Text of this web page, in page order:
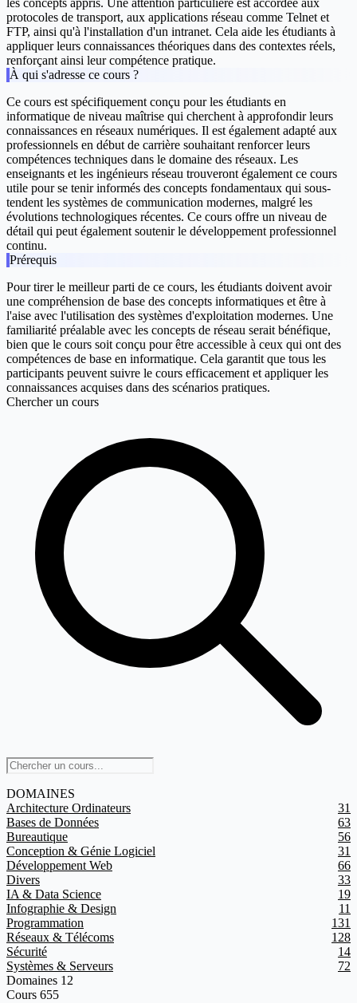
les concepts appris. Une attention particulière est accordée aux
protocoles de transport, aux applications réseau comme Telnet et
FTP, ainsi qu'à l'installation d'un intranet. Cela aide les étudiants à
appliquer leurs connaissances théoriques dans des contextes réels,
renforçant ainsi leur compétence pratique.
À qui s'adresse ce cours ?
Ce cours est spécifiquement conçu pour les étudiants en
informatique de niveau maîtrise qui cherchent à approfondir leurs
connaissances en réseaux numériques. Il est également adapté aux
professionnels en début de carrière souhaitant renforcer leurs
compétences techniques dans le domaine des réseaux. Les
enseignants et les ingénieurs réseau trouveront également ce cours
utile pour se tenir informés des concepts fondamentaux qui sous-
tendent les systèmes de communication modernes, malgré les
évolutions technologiques récentes. Ce cours offre un niveau de
détail qui peut également soutenir le développement professionnel
continu.
Prérequis
Pour tirer le meilleur parti de ce cours, les étudiants doivent avoir
une compréhension de base des concepts informatiques et être à
l'aise avec l'utilisation des systèmes d'exploitation modernes. Une
familiarité préalable avec les concepts de réseau serait bénéfique,
bien que le cours soit conçu pour être accessible à ceux qui ont des
compétences de base en informatique. Cela garantit que tous les
participants peuvent suivre le cours efficacement et appliquer les
connaissances acquises dans des scénarios pratiques.
Chercher un cours
DOMAINES
Architecture Ordinateurs
31
Bases de Données
63
Bureautique
56
Conception & Génie Logiciel
31
Développement Web
66
Divers
33
IA & Data Science
19
Infographie & Design
11
Programmation
131
Réseaux & Télécoms
128
Sécurité
14
Systèmes & Serveurs
72
Domaines 12
Cours 655